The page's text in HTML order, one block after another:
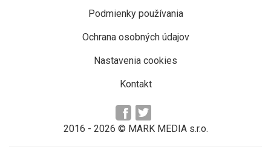
Podmienky používania
Ochrana osobných údajov
Nastavenia cookies
Kontakt
2016 - 2026 © MARK MEDIA s.r.o.